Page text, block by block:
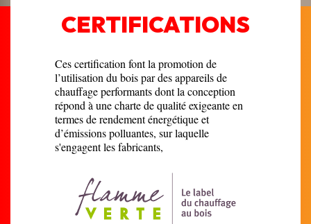
CERTIFICATIONS
Ces certification font la promotion de
l’utilisation du bois par des appareils de
chauffage performants dont la conception
répond à une charte de qualité exigeante en
termes de rendement énergétique et
d’émissions polluantes, sur laquelle
s'engagent les fabricants,